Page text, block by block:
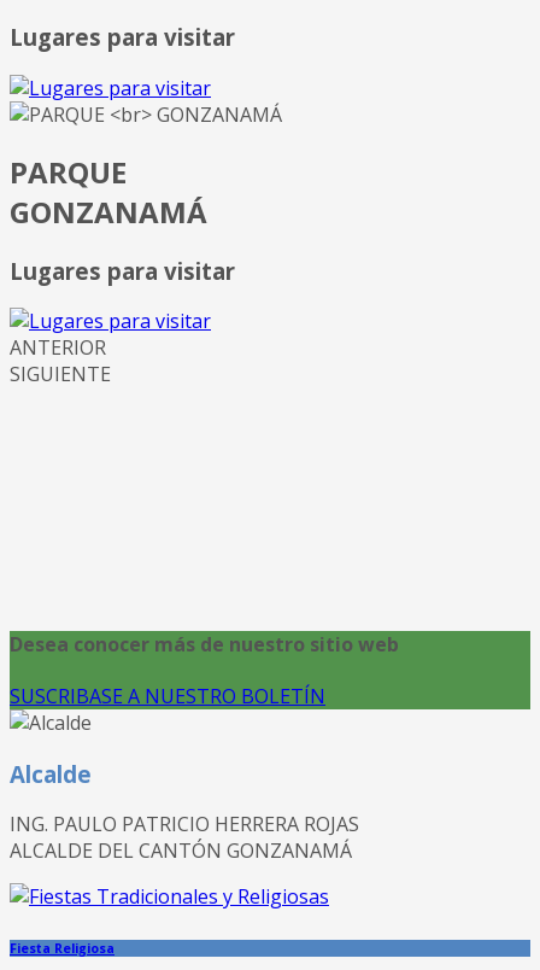
Lugares para visitar
PARQUE
GONZANAMÁ
Lugares para visitar
ANTERIOR
SIGUIENTE
Desea conocer más de nuestro sitio web
SUSCRIBASE A NUESTRO BOLETÍN
Alcalde
ING. PAULO PATRICIO HERRERA ROJAS
ALCALDE DEL CANTÓN GONZANAMÁ
Fiesta Religiosa